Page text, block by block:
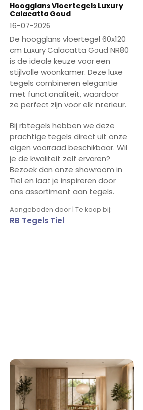
Hoogglans Vloertegels Luxury
Calacatta Goud
16-07-2026
De hoogglans vloertegel 60x120
cm Luxury Calacatta Goud NR80
is de ideale keuze voor een
stijlvolle woonkamer. Deze luxe
tegels combineren elegantie
met functionaliteit, waardoor
ze perfect zijn voor elk interieur.
Bij rbtegels hebben we deze
prachtige tegels direct uit onze
eigen voorraad beschikbaar. Wil
je de kwaliteit zelf ervaren?
Bezoek dan onze showroom in
Tiel en laat je inspireren door
ons assortiment aan tegels.
Aangeboden door | Te koop bij:
RB Tegels Tiel